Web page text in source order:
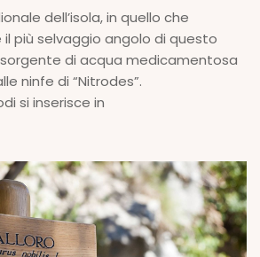
dell’isola, in quello che
più selvaggio angolo di questo
di acqua medicamentosa
ninfe di “Nitrodes”.
si inserisce in